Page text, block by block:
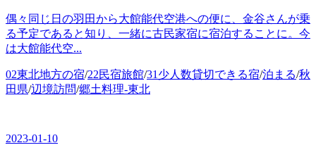
偶々同じ日の羽田から大館能代空港への便に、金谷さんが乗
る予定であると知り、一緒に古民家宿に宿泊することに。今
は大館能代空...
カ
テ
ー
02東北地方の宿/22民宿旅館/31少人数貸切できる宿/泊まる/秋
田県/辺境訪問/郷土料理-東北
2023-01-10